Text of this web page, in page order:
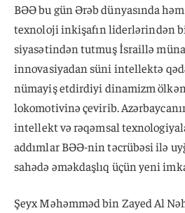
BƏƏ bu gün Ərəb dünyasında
texnoloji inkişafın liderlərindən
siyasətindən tutmuş İsraillə
innovasiyadan süni intellektə
nümayiş etdirdiyi dinamizm
lokomotivinə çevirib.
intellekt və rəqəmsal
addımlar BƏƏ-nin təcrübəsi ilə
sahədə əməkdaşlıq üçün yeni
Şeyx Məhəmməd bin Zayed Al